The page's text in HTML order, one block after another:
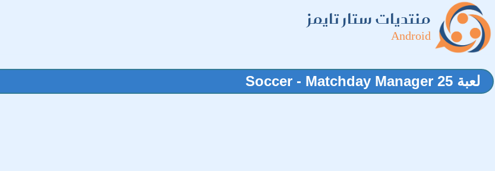
منتديات ستار تايمز
Android
لعبة Soccer - Matchday Manager 25